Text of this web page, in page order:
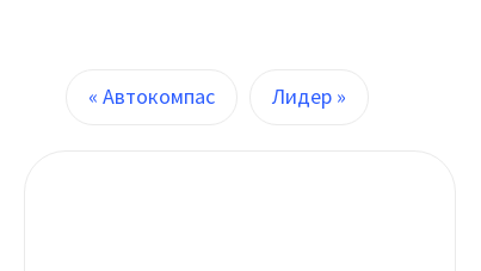
« Автокомпас Лидер »